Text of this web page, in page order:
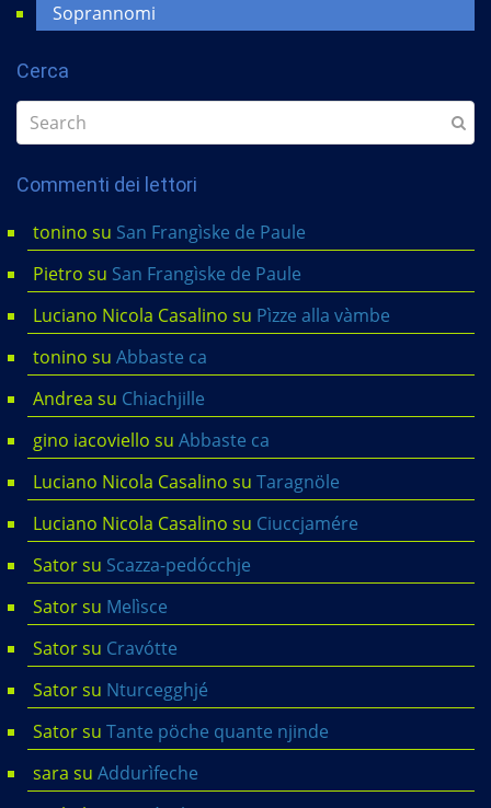
Soprannomi
Cerca
Commenti dei lettori
tonino su San Frangìske de Paule
Pietro su San Frangìske de Paule
Luciano Nicola Casalino su Pìzze alla vàmbe
tonino su Abbaste ca
Andrea su Chiachjille
gino iacoviello su Abbaste ca
Luciano Nicola Casalino su Taragnöle
Luciano Nicola Casalino su Ciuccjamére
Satorsu Scazza-pedócchje
Satorsu Melìsce
Satorsu Cravótte
Satorsu Nturcegghjé
Satorsu Tante pöche quante njinde
sara su Addurìfeche